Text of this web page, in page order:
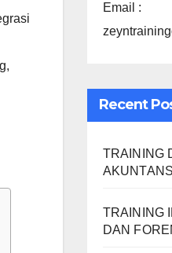
,
Email :
Recent
TRAINING
AKUNTANSI
TRAINING
DAN